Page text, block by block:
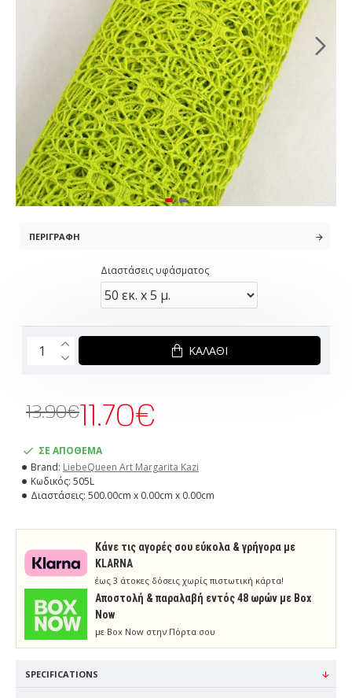
ΠΕΡΙΓΡΑΦΉ
ΣΕ ΑΠΟΘΕΜΑ
Brand: LiebeQueen Art Margarita Kazi
Κωδικός: 505L
Διαστάσεις: 500.00cm x 0.00cm x 0.00cm
11.70€
13.90€
Διαστάσεις υφάσματος
ΚΑΛΆΘΙ
Κάνε τις αγορές σου εύκολα & γρήγορα με
KLARNA
έως 3 άτοκες δόσεις χωρίς πιστωτική κάρτα!
Aποστολή & παραλαβή εντός 48 ωρών με Box
Now
με Box Now στην Πόρτα σου
SPECIFICATIONS